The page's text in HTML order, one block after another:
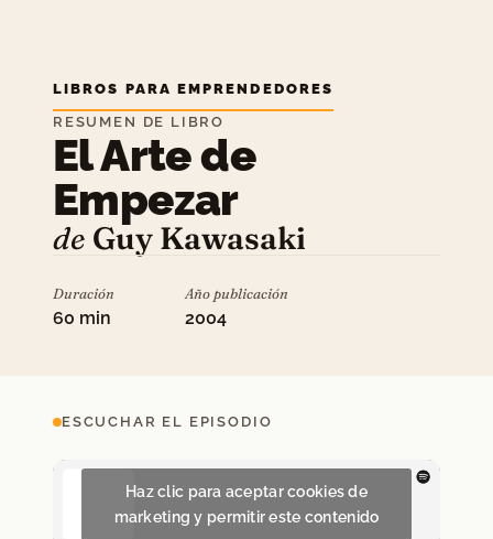
LIBROS PARA EMPRENDEDORES
RESUMEN DE LIBRO
El Arte de
Empezar
de Guy Kawasaki
Duración
60 min
Año publicación
2004
ESCUCHAR EL EPISODIO
Haz clic para aceptar cookies de
marketing y permitir este contenido